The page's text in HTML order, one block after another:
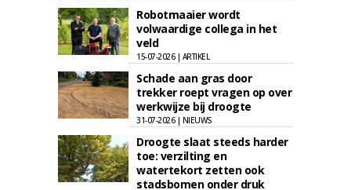
Robotmaaier wordt
volwaardige collega in het
veld
15-07-2026 | ARTIKEL
Schade aan gras door
trekker roept vragen op over
werkwijze bij droogte
31-07-2026 | NIEUWS
Droogte slaat steeds harder
toe: verzilting en
watertekort zetten ook
stadsbomen onder druk